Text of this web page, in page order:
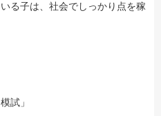
る子は、社会でしっかり点を稼
試」